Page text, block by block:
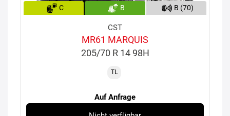
C B B (70)
CST
MR61 MARQUIS
205/70 R 14 98H
TL
Auf Anfrage